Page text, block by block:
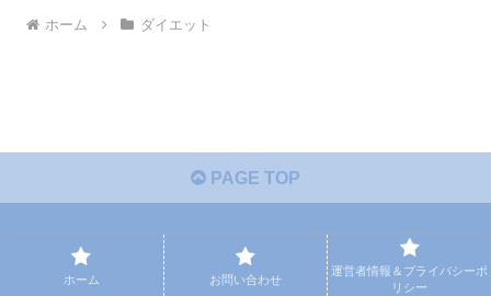
ホーム ダイエット
PAGE TOP
お問い合わせ
ホーム お問い合わせ
運営者情報＆プライバシーポ
リシー